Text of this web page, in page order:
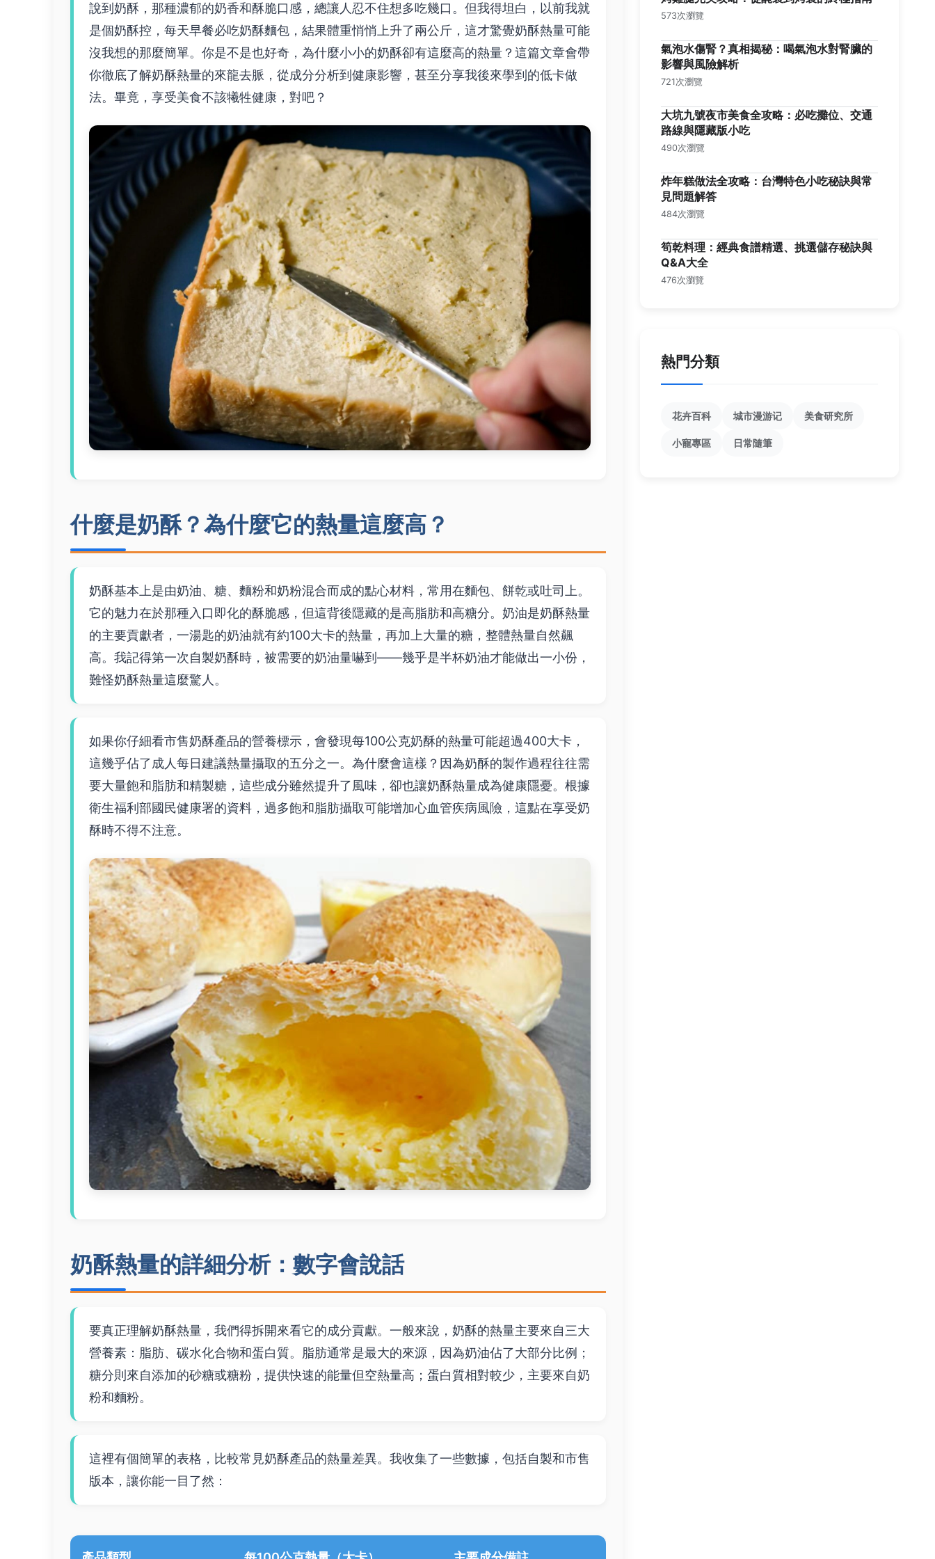
說到奶酥，那種濃郁的奶香和酥脆口感，總讓人忍不住想多吃幾口。但我得坦白，以前我就
是個奶酥控，每天早餐必吃奶酥麵包，結果體重悄悄上升了兩公斤，這才驚覺奶酥熱量可能
沒我想的那麼簡單。你是不是也好奇，為什麼小小的奶酥卻有這麼高的熱量？這篇文章會帶
你徹底了解奶酥熱量的來龍去脈，從成分分析到健康影響，甚至分享我後來學到的低卡做
法。畢竟，享受美食不該犧牲健康，對吧？
什麼是奶酥？為什麼它的熱量這麼高？
奶酥基本上是由奶油、糖、麵粉和奶粉混合而成的點心材料，常用在麵包、餅乾或吐司上。
它的魅力在於那種入口即化的酥脆感，但這背後隱藏的是高脂肪和高糖分。奶油是奶酥熱量
的主要貢獻者，一湯匙的奶油就有約100大卡的熱量，再加上大量的糖，整體熱量自然飆
高。我記得第一次自製奶酥時，被需要的奶油量嚇到——幾乎是半杯奶油才能做出一小份，
難怪奶酥熱量這麼驚人。
如果你仔細看市售奶酥產品的營養標示，會發現每100公克奶酥的熱量可能超過400大卡，
這幾乎佔了成人每日建議熱量攝取的五分之一。為什麼會這樣？因為奶酥的製作過程往往需
要大量飽和脂肪和精製糖，這些成分雖然提升了風味，卻也讓奶酥熱量成為健康隱憂。根據
衛生福利部國民健康署的資料，過多飽和脂肪攝取可能增加心血管疾病風險，這點在享受奶
酥時不得不注意。
奶酥熱量的詳細分析：數字會說話
要真正理解奶酥熱量，我們得拆開來看它的成分貢獻。一般來說，奶酥的熱量主要來自三大
營養素：脂肪、碳水化合物和蛋白質。脂肪通常是最大的來源，因為奶油佔了大部分比例；
糖分則來自添加的砂糖或糖粉，提供快速的能量但空熱量高；蛋白質相對較少，主要來自奶
粉和麵粉。
這裡有個簡單的表格，比較常見奶酥產品的熱量差異。我收集了一些數據，包括自製和市售
版本，讓你能一目了然：
573次瀏覽
氣泡水傷腎？真相揭秘：喝氣泡水對腎臟的
影響與風險解析
721次瀏覽
大坑九號夜市美食全攻略：必吃攤位、交通
路線與隱藏版小吃
490次瀏覽
炸年糕做法全攻略：台灣特色小吃秘訣與常
見問題解答
484次瀏覽
筍乾料理：經典食譜精選、挑選儲存秘訣與
Q&A大全
476次瀏覽
熱門分類
花卉百科 城市漫游记 美食研究所
小寵專區 日常隨筆